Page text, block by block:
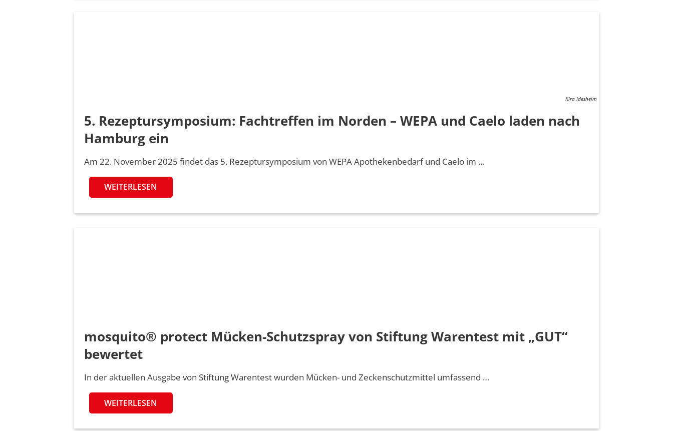
Kira Idesheim
5. Rezeptursymposium: Fachtreffen im Norden – WEPA und Caelo laden nach
Hamburg ein
Am 22. November 2025 findet das 5. Rezeptursymposium von WEPA Apothekenbedarf und Caelo im …
WEITERLESEN
mosquito® protect Mücken-Schutzspray von Stiftung Warentest mit „GUT“
bewertet
In der aktuellen Ausgabe von Stiftung Warentest wurden Mücken- und Zeckenschutzmittel umfassend …
WEITERLESEN